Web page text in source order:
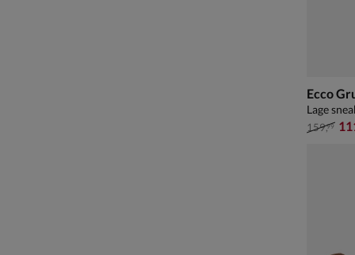
Ecco
Lage
van €
159,99